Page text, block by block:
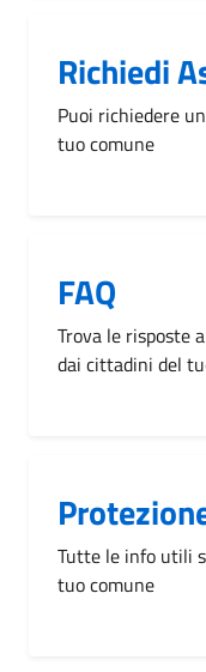
Richiedi
Puoi richiedere
tuo comune
FAQ
Trova le risposte
dai cittadini del
Tutte le info utili
tuo comune